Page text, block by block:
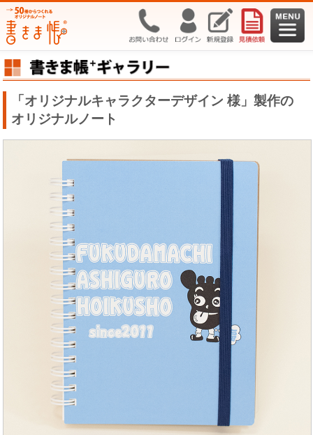
「オリジナルキャラクターデザイン 様」製作の
オリジナルノート